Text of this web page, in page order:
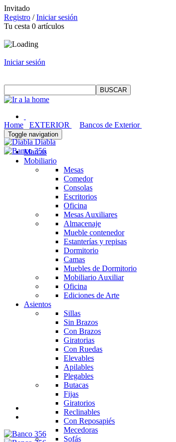
Invitado
Registro /Iniciar sesión
Tu cesta 0 artículos
Iniciar sesión
Toggle navigation
Marcas
Mobiliario
Mesas
Comedor
Consolas
Escritorios
Oficina
Mesas Auxiliares
Almacenaje
Mueble contenedor
Estanterías y repisas
Dormitorio
Camas
Muebles de Dormitorio
Mobiliario Auxiliar
Oficina
Ediciones de Arte
Asientos
Sillas
Sin Brazos
Con Brazos
Giratorias
Con Ruedas
Elevables
Apilables
Plegables
Butacas
Fijas
Giratorios
Reclinables
Con Reposapiés
Mecedoras
Sofás
Home EXTERIOR
Bancos de Exterior
Diabla